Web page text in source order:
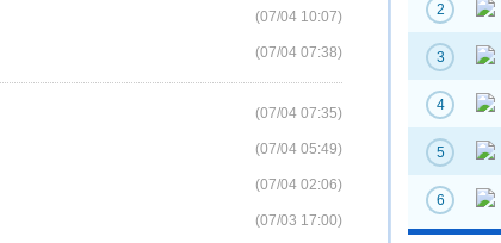
(07/04 10:07)
(07/04 07:38)
(07/04 07:35)
(07/04 05:49)
(07/04 02:06)
(07/03 17:00)
2
3
4
5
6